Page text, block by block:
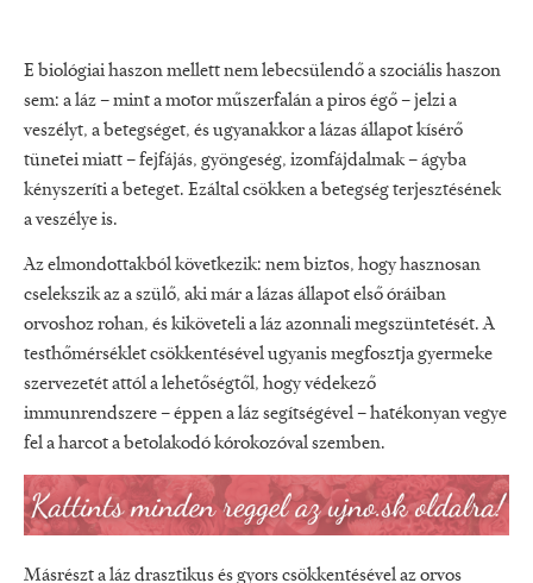
E biológiai haszon mellett nem lebecsülendő a szociális haszon
sem: a láz – mint a motor műszerfalán a piros égő – jelzi a
veszélyt, a betegséget, és ugyanakkor a lázas állapot kísérő
tünetei miatt – fejfájás, gyöngeség, izomfájdalmak – ágyba
kényszeríti a beteget. Ezáltal csökken a betegség terjesztésének
a veszélye is.
Az elmondottakból következik: nem biztos, hogy hasznosan
cselekszik az a szülő, aki már a lázas állapot első óráiban
orvoshoz rohan, és kiköveteli a láz azonnali megszüntetését. A
testhőmérséklet csökkentésével ugyanis megfosztja gyermeke
szervezetét attól a lehetőségtől, hogy védekező
immunrendszere – éppen a láz segítségével – hatékonyan vegye
fel a harcot a betolakodó kórokozóval szemben.
Másrészt a láz drasztikus és gyors csökkentésével az orvos